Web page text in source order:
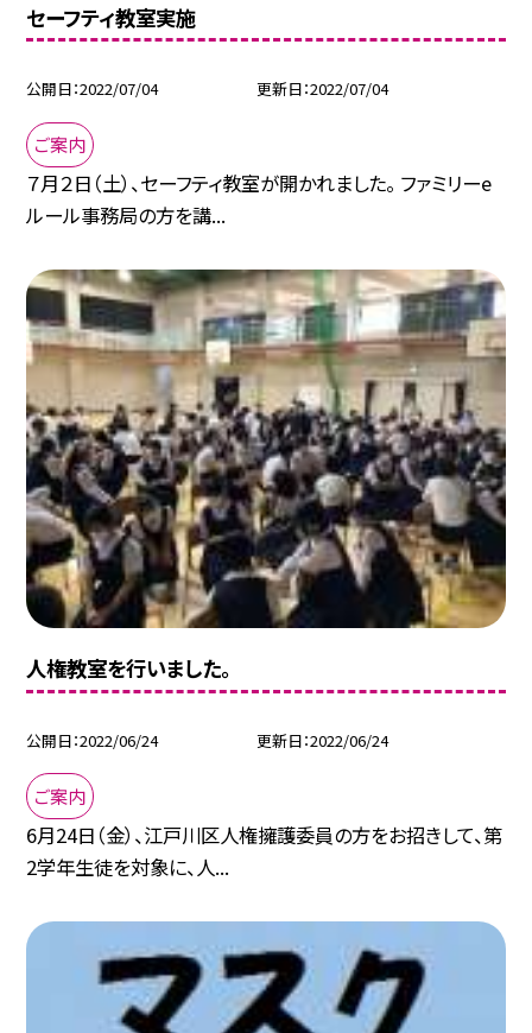
セーフティ教室実施
公開日 2022/07/04 更新日 2022/07/04
ご案内
７月２日（土）、セーフティ教室が開かれました。 ファミリーe
ルール事務局の方を講...
人権教室を行いました。
公開日 2022/06/24 更新日 2022/06/24
ご案内
6月24日（金）、江戸川区人権擁護委員の方をお招きして、第
2学年生徒を対象に、人...